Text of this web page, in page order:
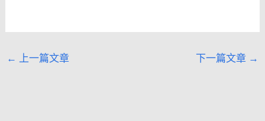
← 上一篇文章 下一篇文章 →